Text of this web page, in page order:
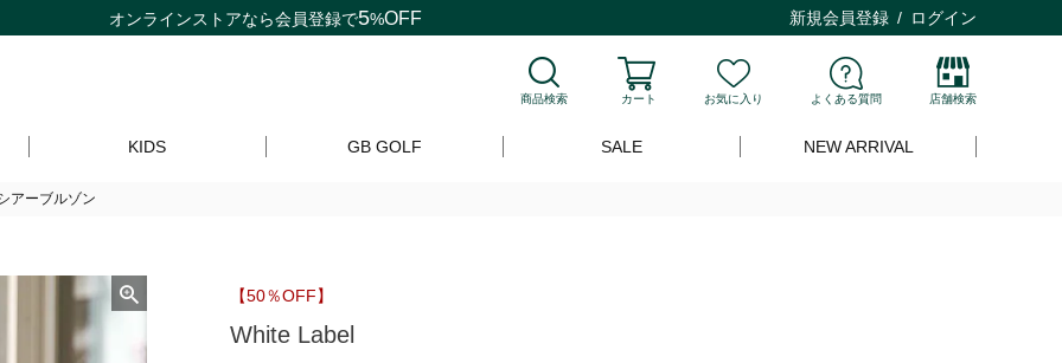
オンラインストアなら会員登録で5%OFF 新規会員登録 ログイン
商品検索 カート お気に入り よくある質問 店舗検索
KIDS GB GOLF SALE NEW ARRIVAL
アーブルゾン
【50％OFF】
White Label